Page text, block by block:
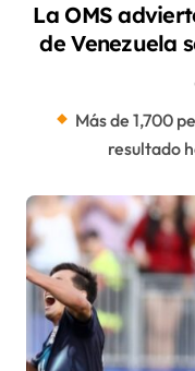
La OMS
de Venezuela
Más de 1,700
resultado